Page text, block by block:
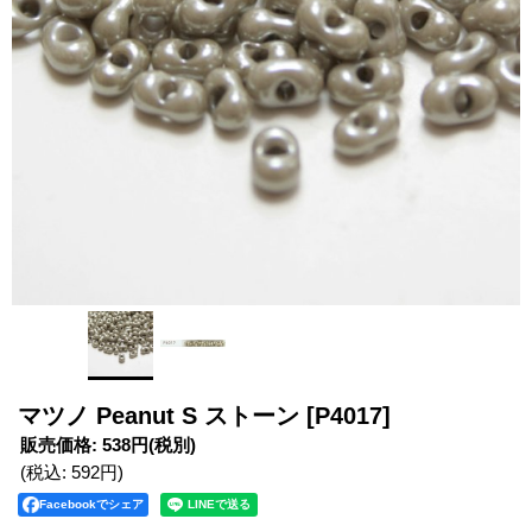
マツノ Peanut S ストーン [P4017]
販売価格: 538円(税別)
(税込: 592円)
Facebookでシェア